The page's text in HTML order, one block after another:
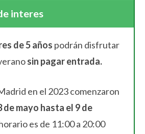
interes
de 5 años podrán disfrutar
sin pagar entrada.
en el 2023 comenzaron
de mayo hasta el 9 de
es de 11:00 a 20:00